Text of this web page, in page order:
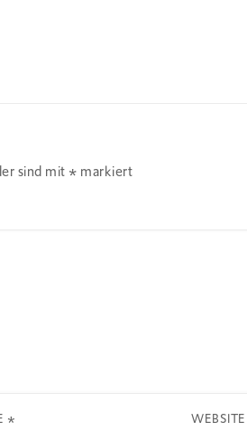
sind mit * markiert
* WEBSITE